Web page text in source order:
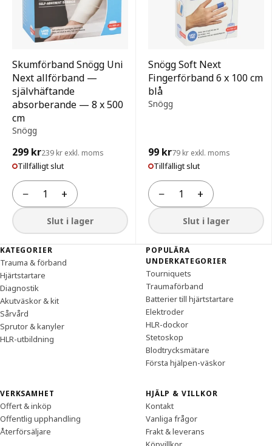
Skumförband Snögg Uni
Next allförband —
självhäftande
absorberande — 8 x 500
cm
Snögg
299 kr239 kr exkl. moms
Tillfälligt slut
−
Antal +
Slut i lager
Snögg Soft Next
Fingerförband 6 x 100 cm
blå
Snögg
99 kr79 kr exkl. moms
Tillfälligt slut
−
Antal +
Slut i lager
Sidfot
KATEGORIER
Trauma & förband
Hjärtstartare
Diagnostik
Akutväskor & kit
Sårvård
Sprutor & kanyler
HLR-utbildning
POPULÄRA
UNDERKATEGORIER
Tourniquets
Traumaförband
Batterier till hjärtstartare
Elektroder
HLR-dockor
Stetoskop
Blodtrycksmätare
Första hjälpen-väskor
VERKSAMHET
Offert & inköp
Offentlig upphandling
Återförsäljare
HJÄLP & VILLKOR
Kontakt
Vanliga frågor
Frakt & leverans